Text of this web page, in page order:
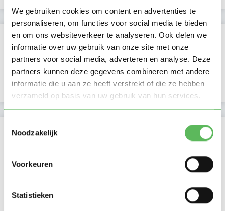
We gebruiken cookies om content en advertenties te
personaliseren, om functies voor social media te bieden
en om ons websiteverkeer te analyseren. Ook delen we
informatie over uw gebruik van onze site met onze
partners voor social media, adverteren en analyse. Deze
partners kunnen deze gegevens combineren met andere
informatie die u aan ze heeft verstrekt of die ze hebben
verzameld op basis van uw gebruik van hun services.
Noodzakelijk
Voorkeuren
Statistieken
Verificaties
E-mailadres is geverifieerd
Telefoonnummer is geverifieerd
Locatie oppasadres (Boxtel)